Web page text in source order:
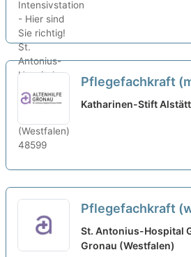
Pflegefachkraft
begleiten,
Katharinen-Stift
Pflegefachkraft
allgemein- und
St. Antonius-Hospital
Gronau (Westfalen)